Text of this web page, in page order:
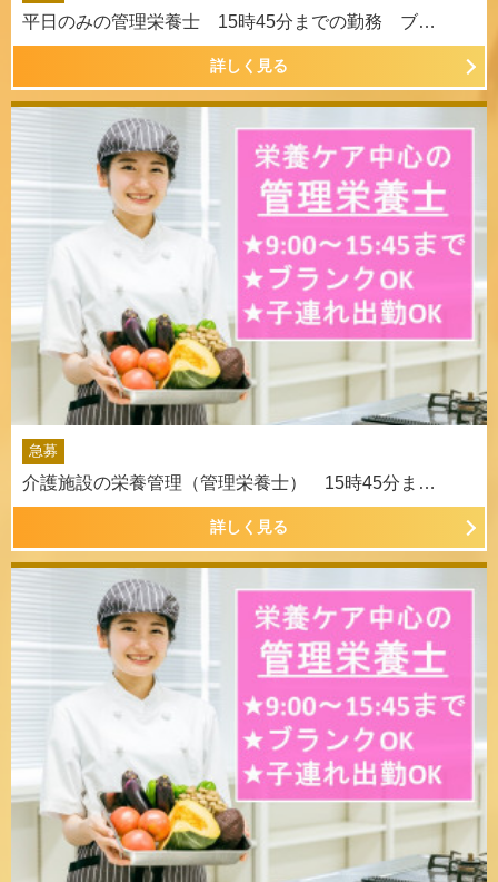
平日のみの管理栄養士 15時45分までの勤務 ブ…
詳しく見る
急募
介護施設の栄養管理（管理栄養士） 15時45分ま…
詳しく見る